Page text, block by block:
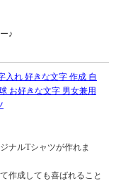
♪
入れ 好きな文字 作成 自
お好きな文字 男女兼用
ナルTシャツが作れま
作成しても喜ばれること